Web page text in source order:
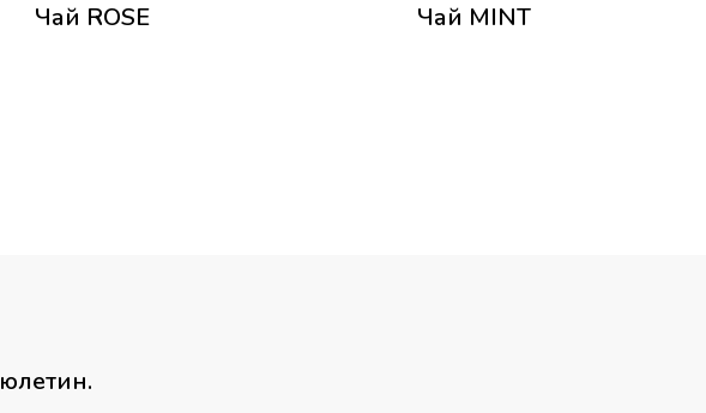
Чай ROSE Чай MINT